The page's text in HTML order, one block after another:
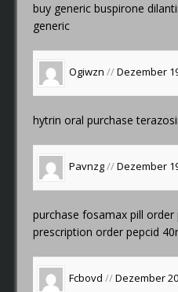
buy generic buspirone
generic
Ogiwzn //Dezember
hytrin oralpurchase
Pavnzg//Dezember
purchase fosamax pillorder
prescription order pepcid
Fcbovd //Dezember